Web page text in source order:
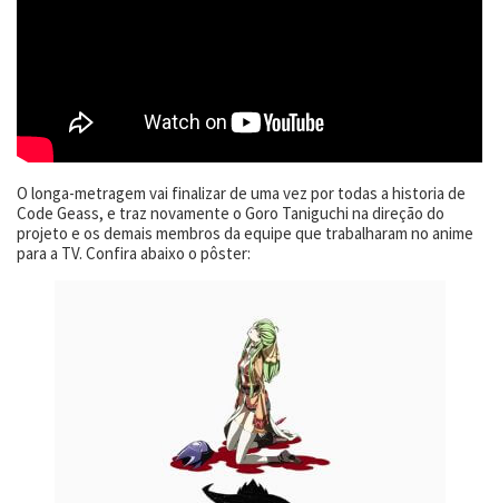
O longa-metragem vai finalizar de uma vez por todas a historia de
Code Geass, e traz novamente o Goro Taniguchi na direção do
projeto e os demais membros da equipe que trabalharam no anime
para a TV. Confira abaixo o pôster: